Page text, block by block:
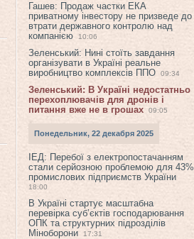
Гашев: Продаж частки ЕКА
приватному інвестору не призведе до
втрати державного контролю над
компанією
10:06
Зеленський: Нині стоїть завдання
організувати в Україні реальне
виробництво комплексів ППО
09:34
Зеленський: В Україні недостатньо
перехоплювачів для дронів і
питання вже не в грошах
09:05
Понедельник, 22 декабря 2025
ІЕД: Перебої з електропостачанням
стали серйозною проблемою для 43%
промислових підприємств України
18:00
В Україні стартує масштабна
перевірка суб’єктів господарювання
ОПК та структурних підрозділів
Міноборони
17:31